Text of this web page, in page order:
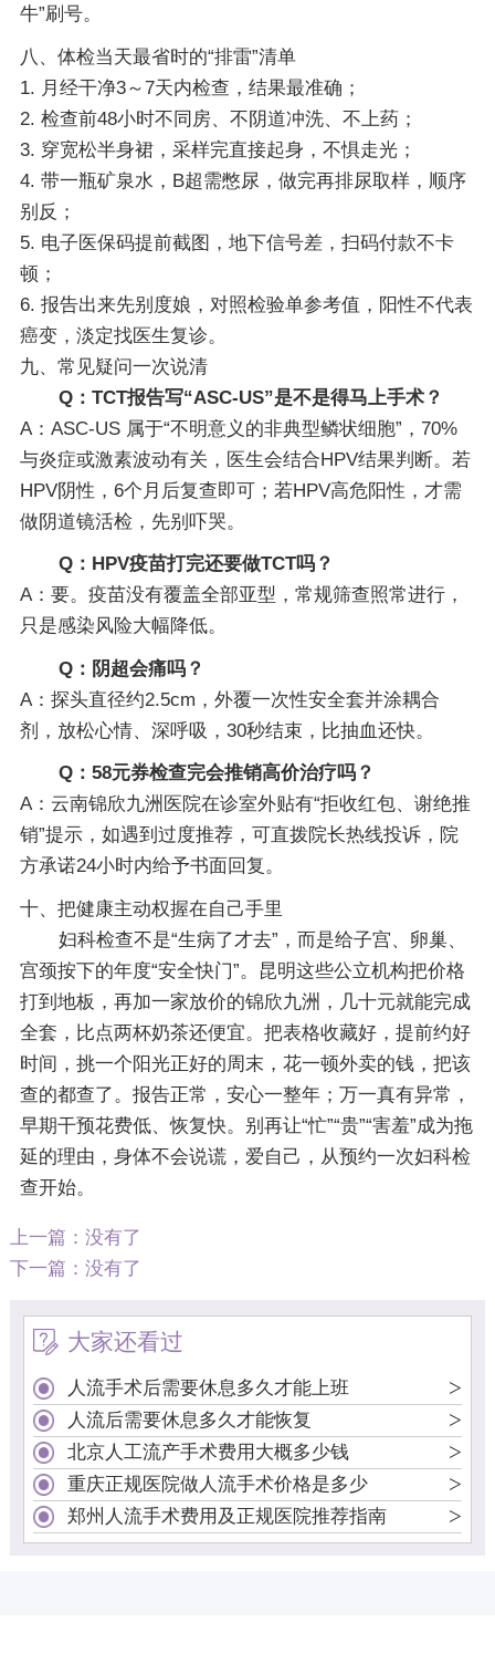
牛”刷号。
八、体检当天最省时的“排雷”清单
1. 月经干净3～7天内检查，结果最准确；
2. 检查前48小时不同房、不阴道冲洗、不上药；
3. 穿宽松半身裙，采样完直接起身，不惧走光；
4. 带一瓶矿泉水，B超需憋尿，做完再排尿取样，顺序
别反；
5. 电子医保码提前截图，地下信号差，扫码付款不卡
顿；
6. 报告出来先别度娘，对照检验单参考值，阳性不代表
癌变，淡定找医生复诊。
九、常见疑问一次说清
Q：TCT报告写“ASC-US”是不是得马上手术？
A：ASC-US 属于“不明意义的非典型鳞状细胞”，70%
与炎症或激素波动有关，医生会结合HPV结果判断。若
HPV阴性，6个月后复查即可；若HPV高危阳性，才需
做阴道镜活检，先别吓哭。
Q：HPV疫苗打完还要做TCT吗？
A：要。疫苗没有覆盖全部亚型，常规筛查照常进行，
只是感染风险大幅降低。
Q：阴超会痛吗？
A：探头直径约2.5cm，外覆一次性安全套并涂耦合
剂，放松心情、深呼吸，30秒结束，比抽血还快。
Q：58元券检查完会推销高价治疗吗？
A：云南锦欣九洲医院在诊室外贴有“拒收红包、谢绝推
销”提示，如遇到过度推荐，可直拨院长热线投诉，院
方承诺24小时内给予书面回复。
十、把健康主动权握在自己手里
妇科检查不是“生病了才去”，而是给子宫、卵巢、
宫颈按下的年度“安全快门”。昆明这些公立机构把价格
打到地板，再加一家放价的锦欣九洲，几十元就能完成
全套，比点两杯奶茶还便宜。把表格收藏好，提前约好
时间，挑一个阳光正好的周末，花一顿外卖的钱，把该
查的都查了。报告正常，安心一整年；万一真有异常，
早期干预花费低、恢复快。别再让“忙”“贵”“害羞”成为拖
延的理由，身体不会说谎，爱自己，从预约一次妇科检
查开始。
上一篇：没有了
下一篇：没有了
大家还看过
人流手术后需要休息多久才能上班 >
人流后需要休息多久才能恢复 >
北京人工流产手术费用大概多少钱 >
重庆正规医院做人流手术价格是多少 >
郑州人流手术费用及正规医院推荐指南 >